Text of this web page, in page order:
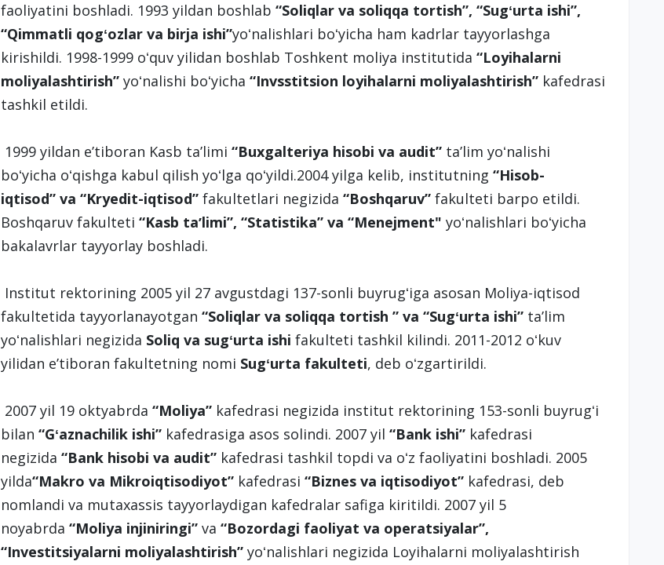
faoliyatini boshladi. 1993 yildan boshlab “Soliqlar va soliqqa tortish”, “Sugʻurta ishi”,
“Qimmatli qogʻozlar va birja ishi”yoʻnalishlari boʻyicha ham kadrlar tayyorlashga
kirishildi. 1998-1999 oʻquv yilidan boshlab Toshkent moliya institutida “Loyihalarni
moliyalashtirish”yoʻnalishi boʻyicha “Invsstitsion loyihalarni moliyalashtirish”kafedrasi
tashkil etildi.
1999 yildan eʼtiboran Kasb taʼlimi “Buxgalteriya hisobi va audit”taʼlim yoʻnalishi
boʻyicha oʻqishga kabul qilish yoʻlga qoʻyildi.2004 yilga kelib, institutning “Hisob-
iqtisod”va “Kryedit-iqtisod”fakultetlari negizida “Boshqaruv”fakulteti barpo etildi.
Boshqaruv fakulteti “Kasb taʼlimi”, “Statistika” va “Menejment" yoʻnalishlari boʻyicha
bakalavrlar tayyorlay boshladi.
Institut rektorining 2005 yil 27 avgustdagi 137-sonli buyrugʻiga asosan Moliya-iqtisod
fakultetida tayyorlanayotgan “Soliqlar va soliqqa tortish ” va “Sugʻurta ishi”taʼlim
yoʻnalishlari negizida Soliq va sugʻurta ishi fakulteti tashkil kilindi. 2011-2012 oʻkuv
yilidan eʼtiboran fakultetning nomi Sugʻurta fakulteti, deb oʻzgartirildi.
2007 yil 19 oktyabrda “Moliya” kafedrasi negizida institut rektorining 153-sonli buyrugʻi
bilan “Gʻaznachilik ishi”kafedrasiga asos solindi. 2007 yil “Bank ishi”kafedrasi
negizida “Bank hisobi va audit”kafedrasi tashkil topdi va oʻz faoliyatini boshladi. 2005
yilda“Makro va Mikroiqtisodiyot”kafedrasi “Biznes va iqtisodiyot”kafedrasi, deb
nomlandi va mutaxassis tayyorlaydigan kafedralar safiga kiritildi. 2007 yil 5
noyabrda “Moliya injiniringi” va “Bozordagi faoliyat va operatsiyalar”,
“Investitsiyalarni moliyalashtirish” yoʻnalishlari negizida Loyihalarni moliyalashtirish